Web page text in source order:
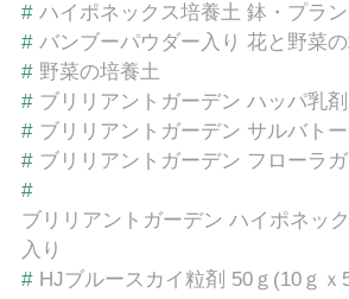
# ハイポネックス培養土 鉢・プラ
# バンブーパウダー入り 花と野菜
# 野菜の培養土
# ブリリアントガーデン ハッパ乳剤
# ブリリアントガーデン サルバト
# ブリリアントガーデン フローラ
#
ブリリアントガーデン ハイポネッ
入り
# HJブルースカイ粒剤 50ｇ(10ｇｘ